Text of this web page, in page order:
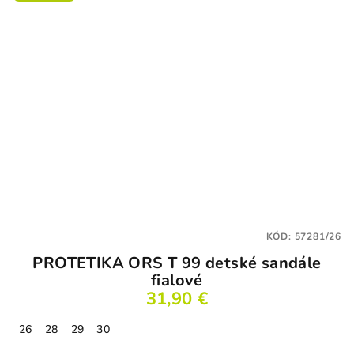
PROTETIKA ORS T 99 detské sandále
fialové
31,90 €
26 28 29
30
KÓD: 57281/26